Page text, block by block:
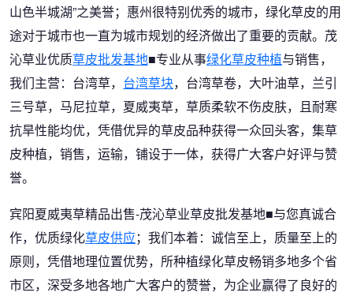
山色半城湖”之美誉；惠州很特别优秀的城市，绿化草皮的用
途对于城市也一直为城市规划的经济做出了重要的贡献。茂
沁草业优质草皮批发基地■专业从事绿化草皮种植与销售，
我们主营：台湾草， 台湾草块，台湾草卷，大叶油草，兰引
三号草，马尼拉草，夏威夷草，草质柔软不伤皮肤，且耐寒
抗旱性能均优，凭借优异的草皮品种获得一众回头客，集草
皮种植，销售，运输，铺设于一体，获得广大客户好评与赞
誉。
宾阳夏威夷草精品出售-茂沁草业草皮批发基地■与您真诚合
作，优质绿化草皮供应；我们本着：诚信至上，质量至上的
原则，凭借地理位置优势，所种植绿化草皮畅销多地多个省
市区，深受多地各地广大客户的赞誉，为企业赢得了良好的